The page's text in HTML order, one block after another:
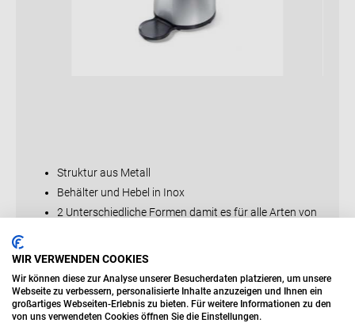
Struktur aus Metall
Behälter und Hebel in Inox
2 Unterschiedliche Formen damit es für alle Arten von
Belüfteter 150Watt Motor
Abmessungen BxTxH: 21x30x38 cm
Gewicht ca.: 7 Kg
WIR VERWENDEN COOKIES
Wir können diese zur Analyse unserer Besucherdaten platzieren, um unsere
Webseite zu verbessern, personalisierte Inhalte anzuzeigen und Ihnen ein
großartiges Webseiten-Erlebnis zu bieten. Für weitere Informationen zu den
von uns verwendeten Cookies öffnen Sie die Einstellungen.